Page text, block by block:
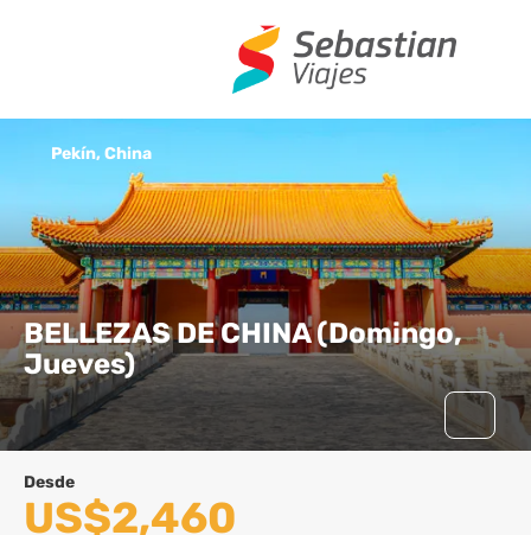
BELLEZAS DE CHINA (Domingo,
Jueves)
Pekín, China
Desde
US$2,460